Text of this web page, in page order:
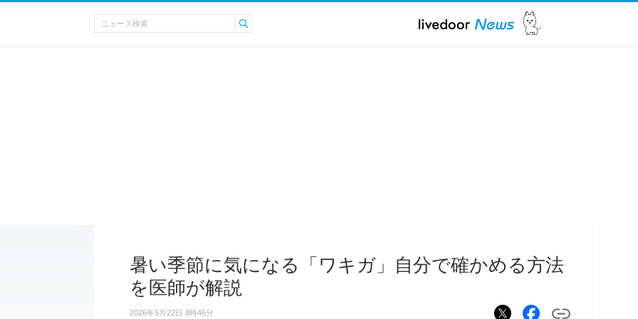
暑い季節に気になる「ワキガ」自分で確かめる方法
を医師が解説
2026年5月22日 8時46分